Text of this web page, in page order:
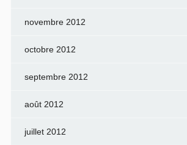
novembre 2012
octobre 2012
septembre 2012
août 2012
juillet 2012